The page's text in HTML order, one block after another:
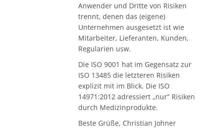
Anwender und Dritte von Risiken
trennt, denen das (eigene)
Unternehmen ausgesetzt ist wie
Mitarbeiter, Lieferanten, Kunden,
Regularien usw.
Die ISO 9001 hat im Gegensatz zur
ISO 13485 die letzteren Risiken
explizit mit im Blick. Die ISO
14971:2012 adressiert „nur“ Risiken
durch Medizinprodukte.
Beste Grüße, Christian Johner